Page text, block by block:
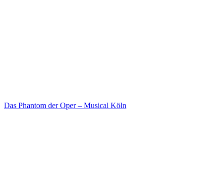
Das Phantom der Oper – Musical Köln